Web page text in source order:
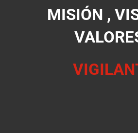
MISIÓN ,